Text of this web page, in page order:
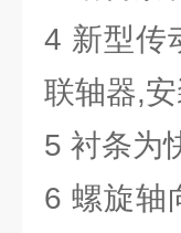
4 新型传
联轴器,
5 衬条
6 螺旋轴